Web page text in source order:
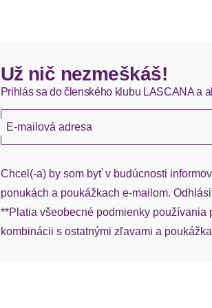
Okamžite dostupné položky sú zvyčajne
Ak chýba návratový štítok, môžete si
Už nič nezmeškáš!
Prihlás sa do členského klubu LASCANA a
E-mailová adresa
Chcel(-a) by som byť v budúcnosti
ponukách a poukážkach e-mailom.
**Platia všeobecné podmienky používania
kombinácii s ostatnými zľavami a